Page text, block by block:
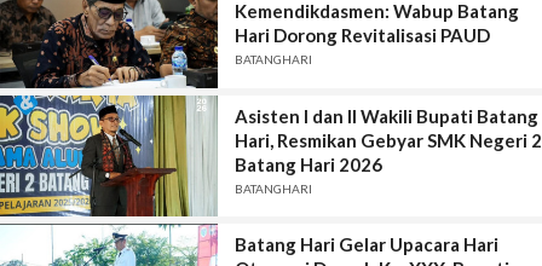
Kemendikdasmen: Wabup Batang
Hari Dorong Revitalisasi PAUD
BATANGHARI
Asisten I dan II Wakili Bupati Batang
Hari, Resmikan Gebyar SMK Negeri 2
Batang Hari 2026
BATANGHARI
Batang Hari Gelar Upacara Hari